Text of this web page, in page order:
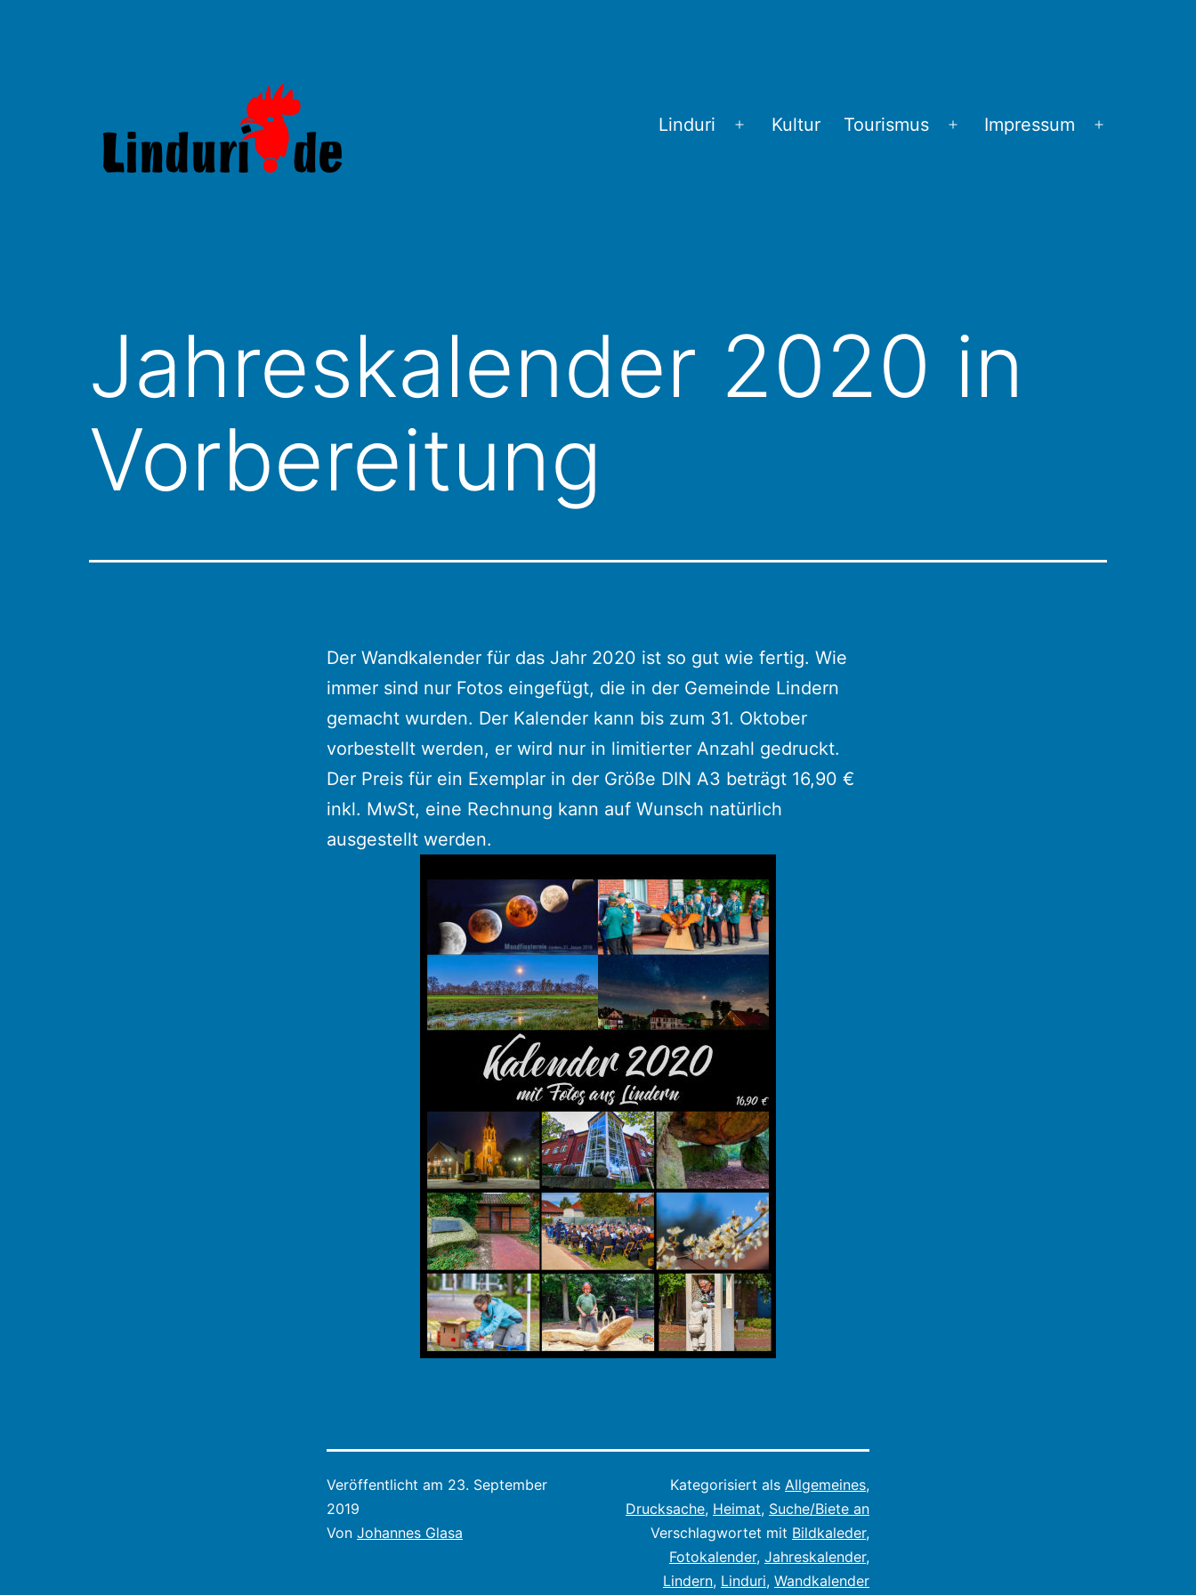
Linduri
Menü
Kultur Tourismus
Menü
Impressum
Jahreskalender 2020 in
Vorbereitung
Der Wandkalender für das Jahr 2020 ist so gut wie fertig. Wie
immer sind nur Fotos eingefügt, die in der Gemeinde Lindern
gemacht wurden. Der Kalender kann bis zum 31. Oktober
vorbestellt werden, er wird nur in limitierter Anzahl gedruckt.
Der Preis für ein Exemplar in der Größe DIN A3 beträgt 16,90 €
inkl. MwSt, eine Rechnung kann auf Wunsch natürlich
ausgestellt werden.
Veröffentlicht am 23. September
2019
Von Johannes Glasa
Kategorisiert als Allgemeines,
Drucksache, Heimat, Suche/Biete an
Verschlagwortet mit Bildkaleder,
Fotokalender, Jahreskalender,
Lindern, Linduri, Wandkalender